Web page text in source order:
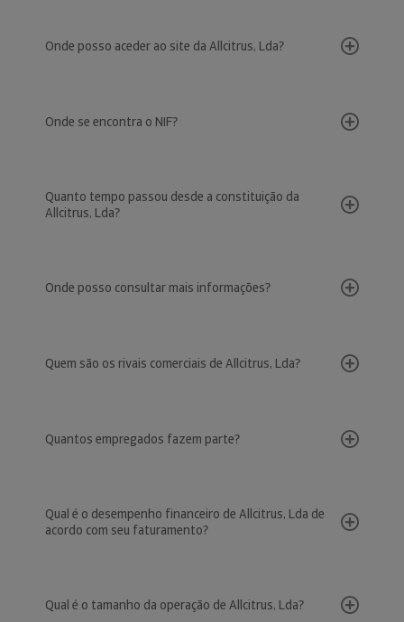
Onde posso aceder ao site da Allcitrus, Lda?
Onde se encontra o NIF?
Quanto tempo passou desde a constituição da
Allcitrus, Lda?
Onde posso consultar mais informações?
Quem são os rivais comerciais de Allcitrus, Lda?
Quantos empregados fazem parte?
Qual é o desempenho financeiro de Allcitrus, Lda de
acordo com seu faturamento?
Qual é o tamanho da operação de Allcitrus, Lda?